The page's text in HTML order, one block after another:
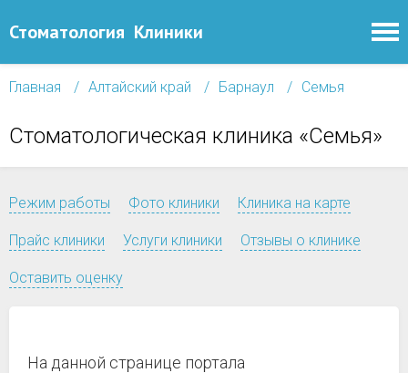
Стоматология Клиники
Главная Алтайский край Барнаул Семья
Стоматологическая клиника «Семья»
Режим работы Фото клиники Клиника на карте
Прайс клиники Услуги клиники Отзывы о клинике
Оставить оценку
На данной странице портала